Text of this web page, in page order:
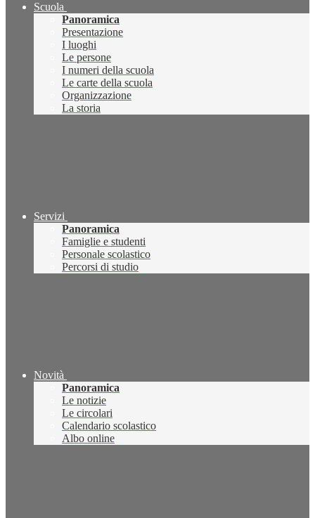
Scuola
Panoramica
Presentazione
I luoghi
Le persone
I numeri della scuola
Le carte della scuola
Organizzazione
La storia
Servizi
Panoramica
Famiglie e studenti
Personale scolastico
Percorsi di studio
Novità
Panoramica
Le notizie
Le circolari
Calendario scolastico
Albo online